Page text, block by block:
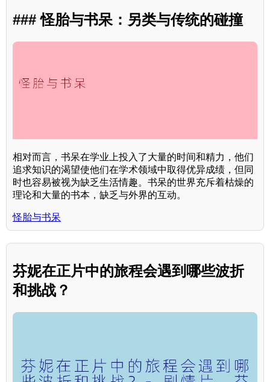
### 怪胎与书呆：另类与传统的碰撞
相对而言，书呆在学业上投入了大量的时间和精力，他们
追求知识的渴望使他们在学术领域中取得优异成绩，但同
时也容易被视为缺乏生活情趣。书呆的世界充斥着枯燥的
理论和大量的书本，缺乏与外界的互动。
怪胎与书呆
芬妮在正片中的旅程会遇到哪些波折
和挑战？